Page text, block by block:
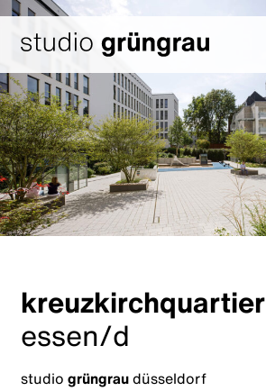
Zum
Inhalt
springen
Startseite
kreuzkirchquartier
essen/d
studio grüngraudüsseldorf